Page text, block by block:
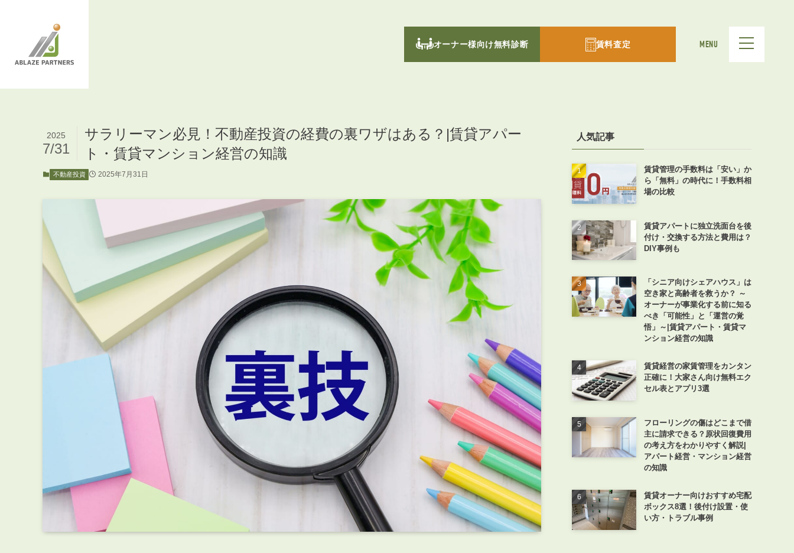
オーナー様向け無料診断 賃料査定 MENU
サラリーマン必見！不動産投資の経費の裏ワザはある？|賃貸アパー
ト・賃貸マンション経営の知識
2025
7/31
不動産投資 2025年7月31日
人気記事
賃貸管理の手数料は「安い」か
ら「無料」の時代に！手数料相
場の比較
賃貸アパートに独立洗面台を後
付け・交換する方法と費用は？
DIY事例も
「シニア向けシェアハウス」は
空き家と高齢者を救うか？ ～
オーナーが事業化する前に知る
べき「可能性」と「運営の覚
悟」～|賃貸アパート・賃貸マ
ンション経営の知識
賃貸経営の家賃管理をカンタン
正確に！大家さん向け無料エク
セル表とアプリ3選
フローリングの傷はどこまで借
主に請求できる？原状回復費用
の考え方をわかりやすく解説|
アパート経営・マンション経営
の知識
賃貸オーナー向けおすすめ宅配
ボックス8選！後付け設置・使
い方・トラブル事例